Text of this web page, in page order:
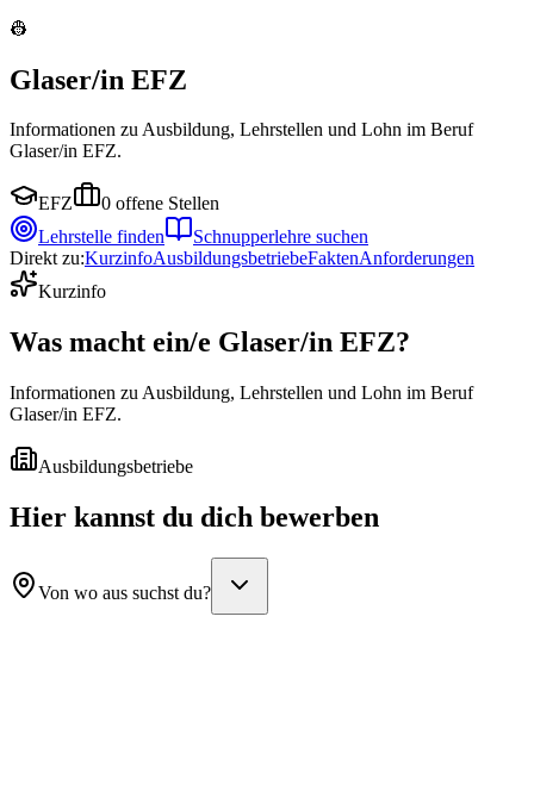
👷
Glaser/in EFZ
Informationen zu Ausbildung, Lehrstellen und Lohn im Beruf
Glaser/in EFZ.
EFZ 0 offene Stellen
Lehrstelle finden
Schnupperlehre suchen
Direkt zu:KurzinfoAusbildungsbetriebeFaktenAnforderungen
Kurzinfo
Was macht ein/e Glaser/in EFZ?
Informationen zu Ausbildung, Lehrstellen und Lohn im Beruf
Glaser/in EFZ.
Ausbildungsbetriebe
Hier kannst du dich bewerben
Von wo aus suchst du?